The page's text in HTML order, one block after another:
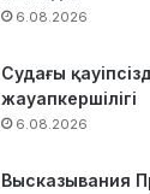
6.08.2026
Судағы
жауапкершілігі
6.08.2026
Высказывания